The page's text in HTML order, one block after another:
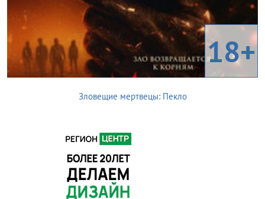
18+
Зловещие мертвецы: Пекло